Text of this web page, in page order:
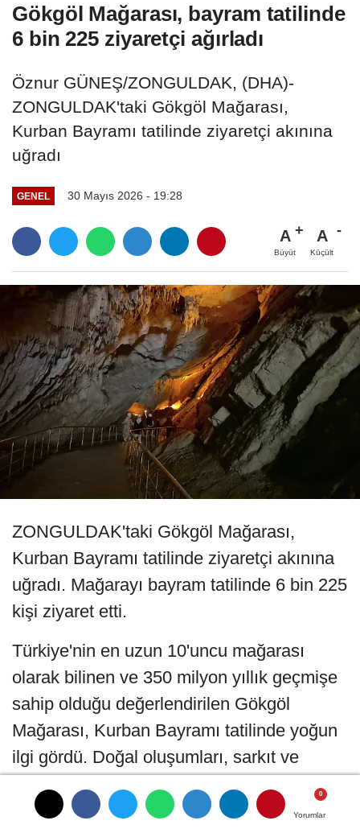
Yorumlar
Yorumlar
Yorumlar
Gökgöl Mağarası, bayram tatilinde
6 bin 225 ziyaretçi ağırladı
Öznur GÜNEŞ/ZONGULDAK, (DHA)-
ZONGULDAK'taki Gökgöl Mağarası,
Kurban Bayramı tatilinde ziyaretçi akınına
uğradı
GENEL 30 Mayıs 2026 - 19:28
Yorumlar
A
Büyüt
A
Küçült
ZONGULDAK'taki Gökgöl Mağarası,
Kurban Bayramı tatilinde ziyaretçi akınına
uğradı. Mağarayı bayram tatilinde 6 bin 225
kişi ziyaret etti.
Türkiye'nin en uzun 10'uncu mağarası
olarak bilinen ve 350 milyon yıllık geçmişe
sahip olduğu değerlendirilen Gökgöl
Mağarası, Kurban Bayramı tatilinde yoğun
ilgi gördü. Doğal oluşumları, sarkıt ve
dikitleriyle dikkat çeken mağara, bayram
tatili boyunca kent içi ve kent dışından 6